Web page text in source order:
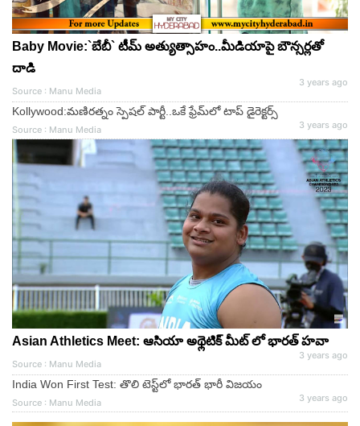
Baby Movie:`బేబీ` టీమ్ అత్యుత్సాహం..మీడియాపై బౌన్స‌ర్ల‌తో
దాడి
Source : Manu Media
3 years ago
Kollywood:మ‌ణిర‌త్నం స్పెష‌ల్ పార్టీ..ఒకే ఫ్రేమ్‌లో టాప్ డైరెక్ట‌ర్స్‌
Source : Manu Media 3 years ago
Asian Athletics Meet: ఆసియా అథ్లెటిక్ మీట్ లో భారత్ హవా
Source : Manu Media
3 years ago
India Won First Test: తొలి టెస్ట్‌లో భారత్‌ భారీ విజయం
Source : Manu Media 3 years ago